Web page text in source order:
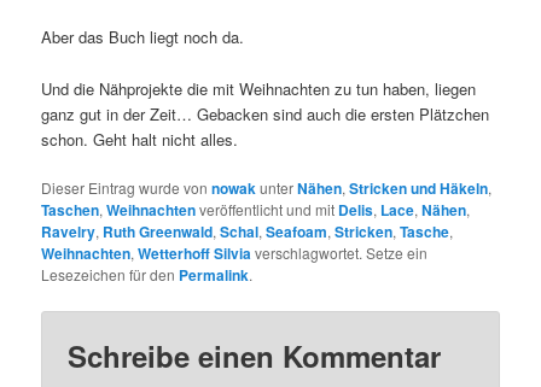
Aber das Buch liegt noch da.
Und die Nähprojekte die mit Weihnachten zu tun haben, liegen
ganz gut in der Zeit… Gebacken sind auch die ersten Plätzchen
schon. Geht halt nicht alles.
Dieser Eintrag wurde vonnowakunterNähen,Stricken und Häkeln,
Taschen,Weihnachtenveröffentlicht und mit Delis, Lace,Nähen,
Ravelry, Ruth Greenwald,Schal,Seafoam,Stricken,Tasche,
Weihnachten,Wetterhoff Silviaverschlagwortet. Setze ein
Lesezeichen für den Permalink.
Schreibe einen Kommentar